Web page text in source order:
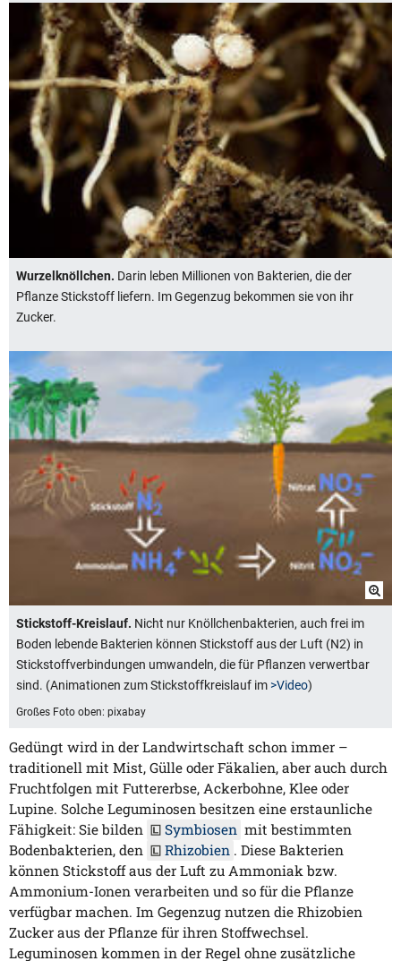
Wurzelknöllchen. Darin leben Millionen von Bakterien, die der
Pflanze Stickstoff liefern. Im Gegenzug bekommen sie von ihr
Zucker.
Stickstoff-Kreislauf. Nicht nur Knöllchenbakterien, auch frei im
Boden lebende Bakterien können Stickstoff aus der Luft (N2) in
Stickstoffverbindungen umwandeln, die für Pflanzen verwertbar
sind. (Animationen zum Stickstoffkreislauf im >Video)
Großes Foto oben: pixabay
Gedüngt wird in der Landwirtschaft schon immer –
traditionell mit Mist, Gülle oder Fäkalien, aber auch durch
Fruchtfolgen mit Futtererbse, Ackerbohne, Klee oder
Lupine. Solche Leguminosen besitzen eine erstaunliche
Fähigkeit: Sie bilden
Symbiosen mit bestimmten
Bodenbakterien, den
Rhizobien . Diese Bakterien
können Stickstoff aus der Luft zu Ammoniak bzw.
Ammonium-Ionen verarbeiten und so für die Pflanze
verfügbar machen. Im Gegenzug nutzen die Rhizobien
Zucker aus der Pflanze für ihren Stoffwechsel.
Leguminosen kommen in der Regel ohne zusätzliche